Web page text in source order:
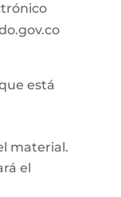
está
material.
el